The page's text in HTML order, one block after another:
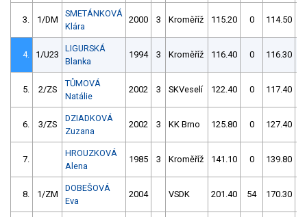
3. 1/DM
SMETÁNKOVÁ
Klára
2000 3 Kroměříž 115.20 0 114.50
4. 1/U23
LIGURSKÁ
Blanka
1994 3 Kroměříž 116.40 0 116.30
5. 2/ZS
TŮMOVÁ
Natálie
2002 3 SKVeselí 122.40 0 117.40
6. 3/ZS
DZIADKOVÁ
Zuzana
2002 3 KK Brno 125.80 0 127.40
7.
HROUZKOVÁ
Alena
1985 3 Kroměříž 141.10 0 139.80
8. 1/ZM
DOBEŠOVÁ
Eva
2004 VSDK 201.40 54 170.30